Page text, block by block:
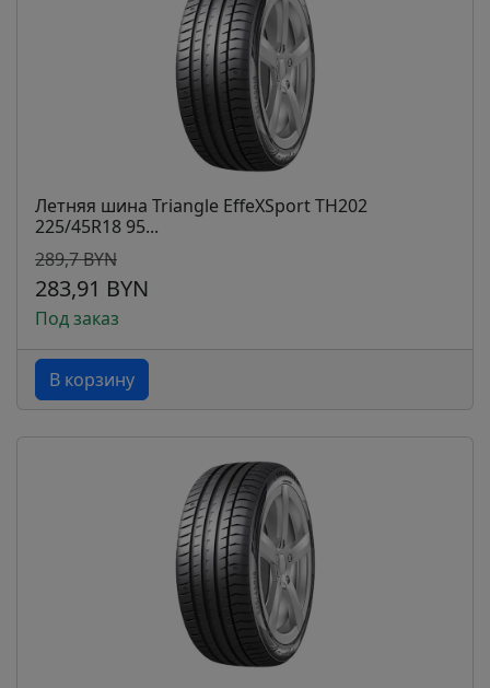
Летняя шина Triangle EffeXSport TH202
225/45R18 95...
289,7 BYN
283,91 BYN
Под заказ
В корзину